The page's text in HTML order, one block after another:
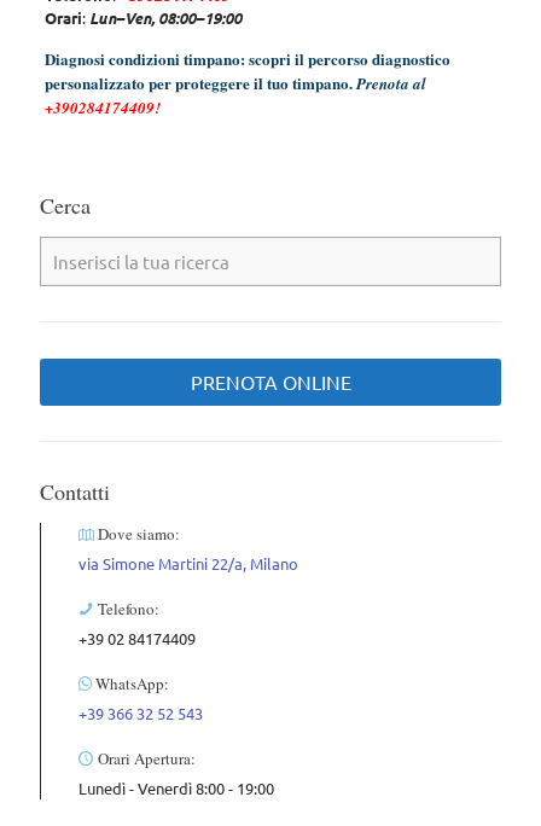
Orari: Lun–Ven, 08:00–19:00
Diagnosi condizioni timpano: scopri il percorso diagnostico
personalizzato per proteggere il tuo timpano.Prenota al
+390284174409!
Cerca
PRENOTA ONLINE
Contatti
Dove siamo:
via Simone Martini 22/a, Milano
Telefono:
+39 02 84174409
WhatsApp:
+39 366 32 52 543
Orari Apertura:
Lunedì - Venerdì 8:00 - 19:00